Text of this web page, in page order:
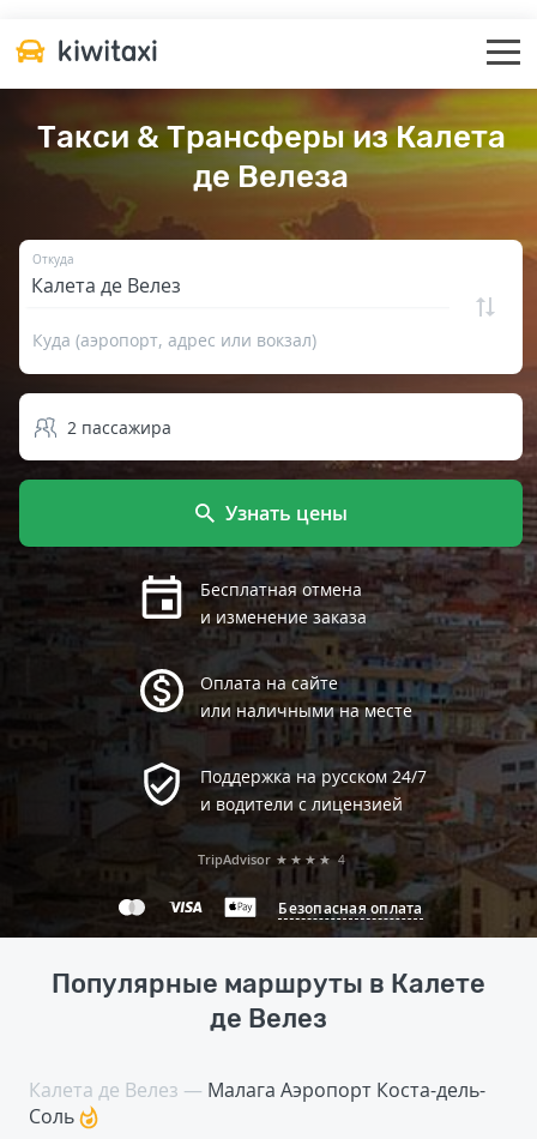
Такси & Трансферы из Калета
де Велеза
Откуда
Куда (аэропорт, адрес или вокзал)
2 пассажира
Узнать цены
Бесплатная отмена
и изменение заказа
Оплата на сайте
или наличными на месте
Поддержка на русском 24/7
и водители с лицензией
Безопасная оплата
TripAdvisor ★★★★ 4
Популярные маршруты в Калете
де Велез
Калета де Велез — Малага Аэропорт Коста-дель-
Соль